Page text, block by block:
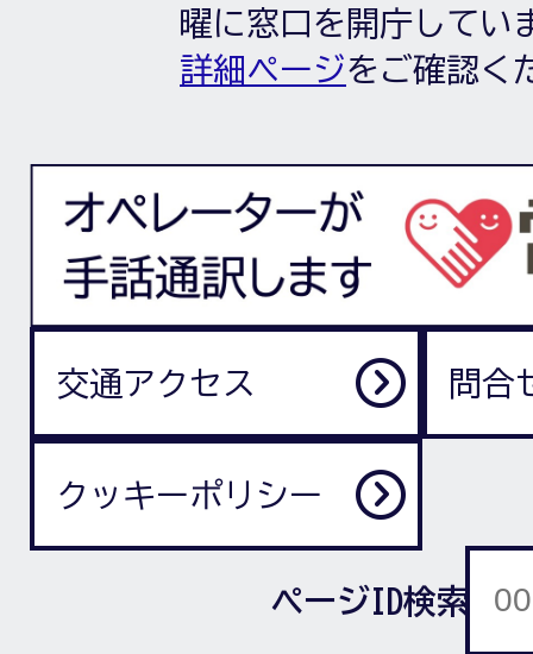
曜に窓口を開庁してい
詳細ページをご確認く
交通アクセス 問合
クッキーポリシー
ページID検索